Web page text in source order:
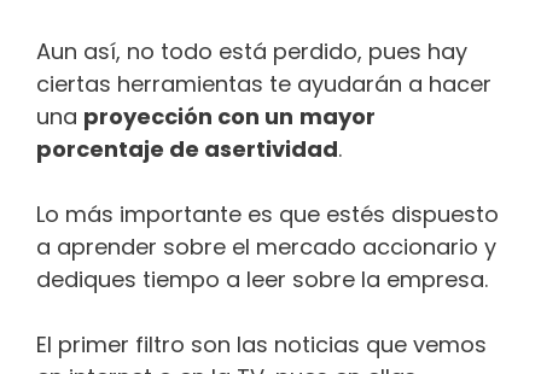
Aun así, no todo está perdido, pues hay
ciertas herramientas te ayudarán a hacer
una proyección con un mayor
porcentaje de asertividad.
Lo más importante es que estés dispuesto
a aprender sobre el mercado accionario y
dediques tiempo a leer sobre la empresa.
El primer filtro son las noticias que vemos